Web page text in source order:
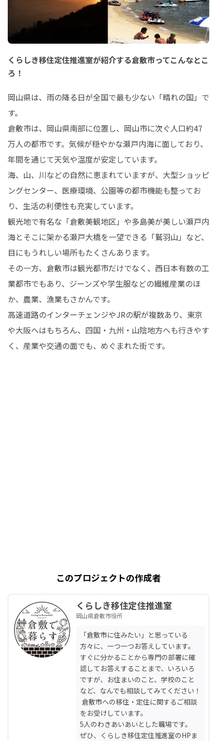
くらしき移住定住推進室が紹介する倉敷市ってこんなとこ
ろ！
岡山県は、雨の降る日が全国で最も少ない「晴れの国」で
す。
倉敷市は、岡山県南部に位置し、岡山市に次ぐ人口約47
万人の都市です。気候が穏やかな瀬戸内海に面しており、
年間を通じて天気や温度が安定しています。
海、山、川などの自然に恵まれていますが、大型ショッピ
ングセンター、医療環境、公園等の都市機能も整ってお
り、生活の利便性も充実しています。
観光地で有名な「倉敷美観地区」や多島美が美しい瀬戸内
海とそこに架かる瀬戸大橋を一望できる「鷲羽山」など、
目にもうれしい場所もたくさんあります。
その一方、倉敷市は観光都市だけでなく、西日本有数の工
業都市でもあり、ジーンズや学生服などの繊維産業のほ
か、農業、漁業もさかんです。
高速道路のインターチェンジやJRの駅が複数あり、東京
や大阪へはもちろん、四国・九州・山陰地方へも行きやす
く、産業や交通の面でも、めぐまれた街です。
このプロジェクトの作成者
くらしき移住定住推進室
岡山県倉敷市役所
「倉敷市に住みたい」と思っている
方々に、一つ一つお答えしています。
すぐに分かることから専門の部署に確
認してお答えすることまで、いろいろ
ですが、お住まいのこと、学校のこと
など、なんでも相談してみてください！
をお受けしています。
5人のわきあいあいとした職場です。
ぜひ、くらしき移住定住推進室のHPま